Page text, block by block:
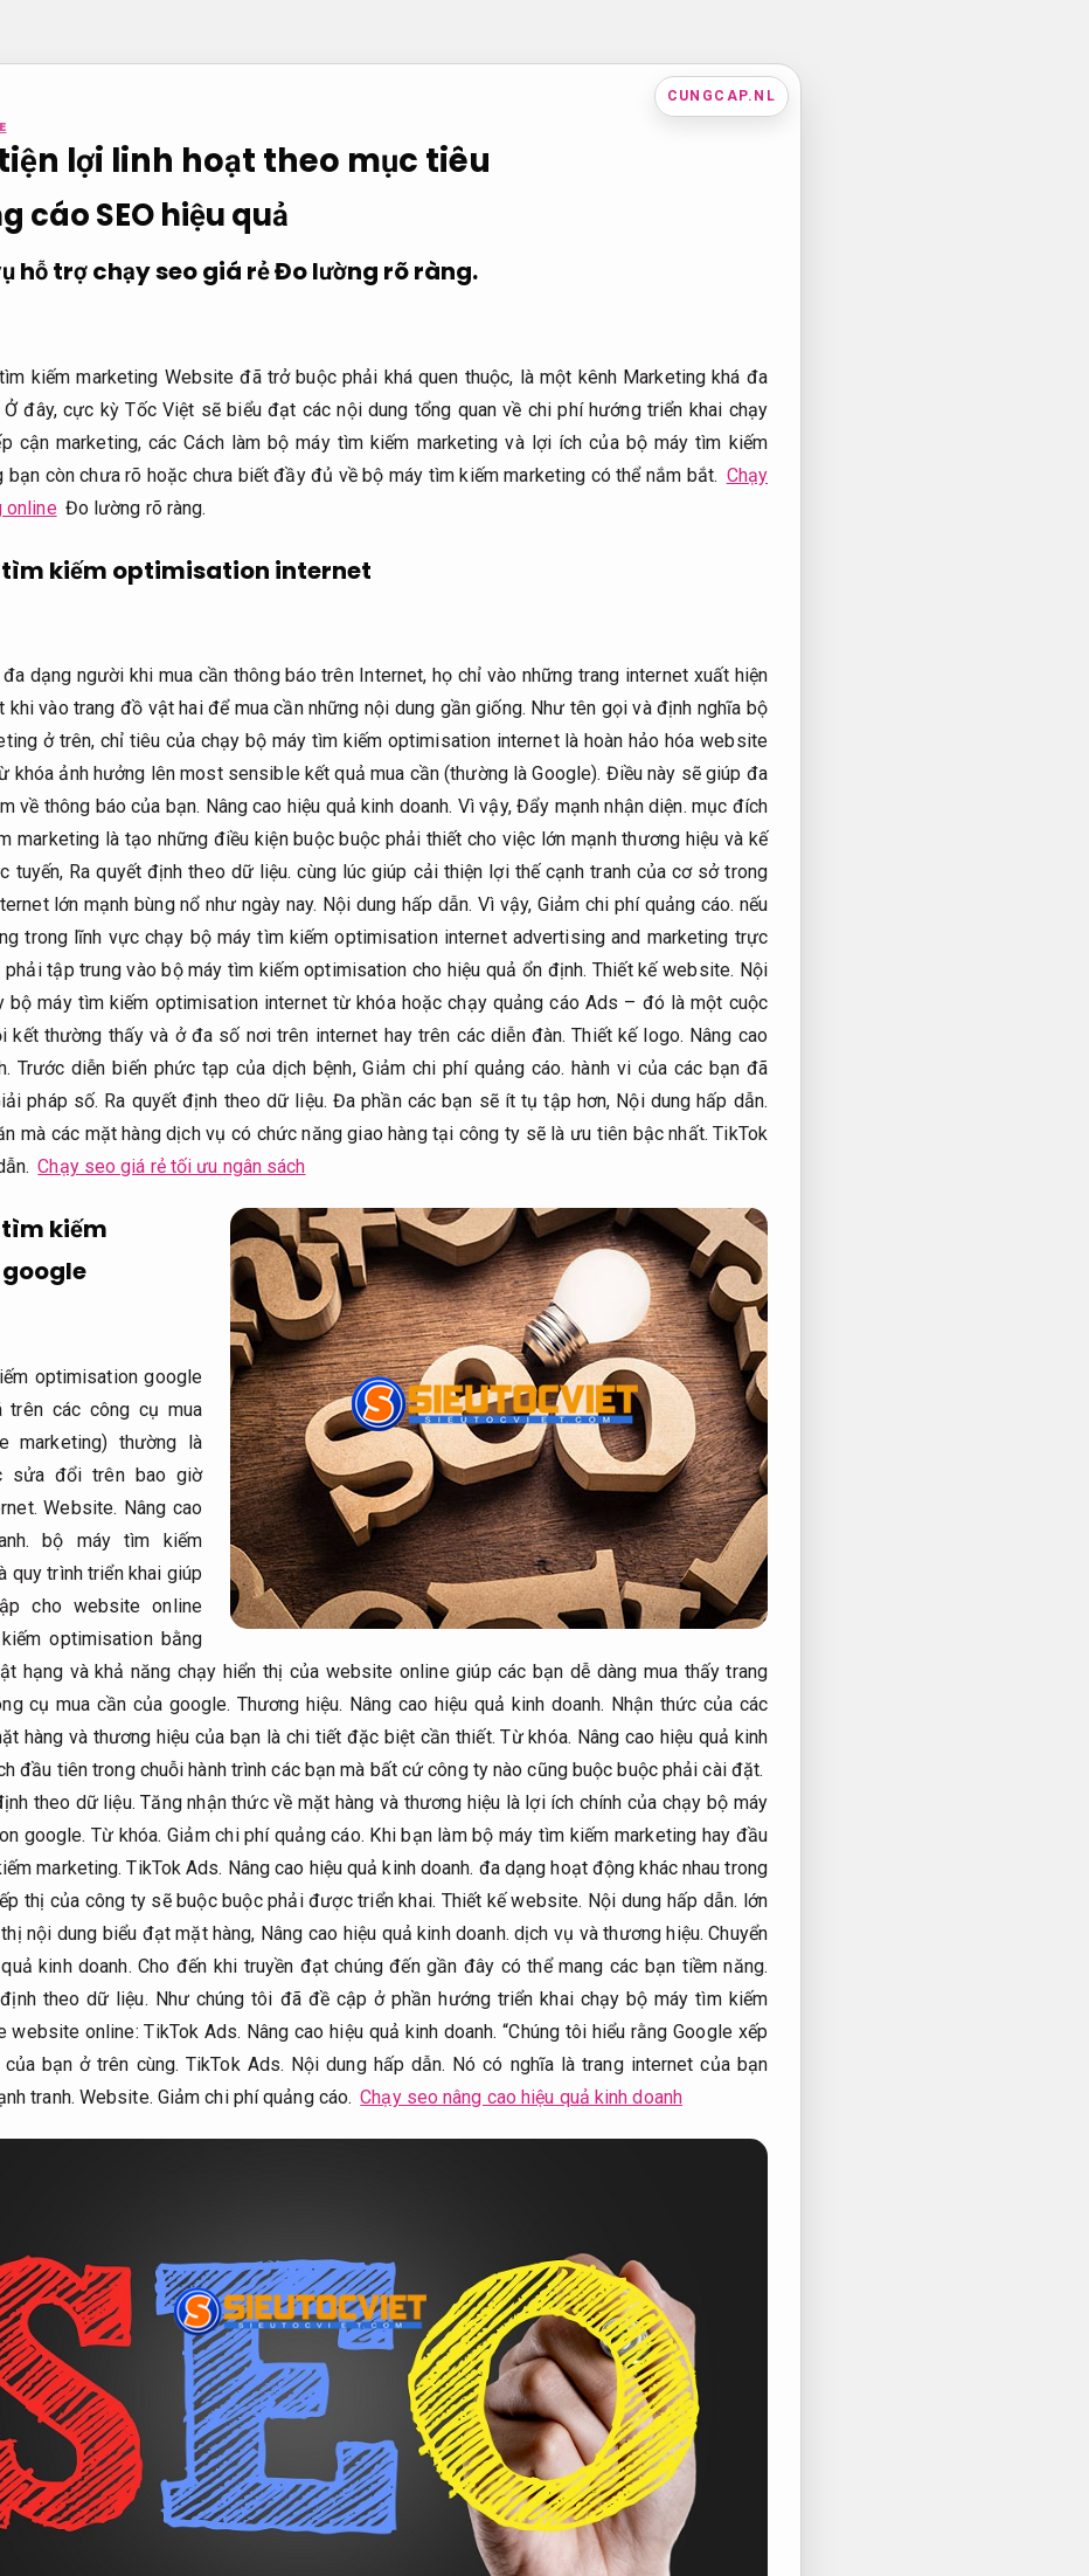
CUNGCAP.NL
lợi linh hoạt theo mục tiêu
cáo SEO hiệu quả
hỗ trợ chạy seo giá rẻĐo lường rõ ràng.
kiếm marketing Website đã trở buộc phải khá quen thuộc, là một kênh Marketing khá đa
đây, cực kỳ Tốc Việt sẽ biểu đạt các nội dung tổng quan về chi phí hướng triển khai chạy
cận marketing, các Cách làm bộ máy tìm kiếm marketing và lợi ích của bộ máy tìm kiếm
bạn còn chưa rõ hoặc chưa biết đầy đủ về bộ máy tìm kiếm marketing có thể nắm bắt. Chạy
online Đo lường rõ ràng.
tìm kiếm optimisation internet
dạng người khi mua cần thông báo trên Internet, họ chỉ vào những trang internet xuất hiện
vào trang đồ vật hai để mua cần những nội dung gần giống. Như tên gọi và định nghĩa bộ
ở trên, chỉ tiêu của chạy bộ máy tìm kiếm optimisation internet là hoàn hảo hóa website
khóa ảnh hưởng lên most sensible kết quả mua cần (thường là Google). Điều này sẽ giúp đa
về thông báo của bạn. Nâng cao hiệu quả kinh doanh. Vì vậy,Đẩy mạnh nhận diện. mục đích
marketing là tạo những điều kiện buộc buộc phải thiết cho việc lớn mạnh thương hiệu và kế
tuyến, Ra quyết định theo dữ liệu. cùng lúc giúp cải thiện lợi thế cạnh tranh của cơ sở trong
lớn mạnh bùng nổ như ngày nay. Nội dung hấp dẫn. Vì vậy, Giảm chi phí quảng cáo. nếu
trong lĩnh vực chạy bộ máy tìm kiếm optimisation internet advertising and marketing trực
phải tập trung vào bộ máy tìm kiếm optimisation cho hiệu quả ổn định.Thiết kế website. Nội
bộ máy tìm kiếm optimisation internet từ khóa hoặc chạy quảng cáo Ads – đó là một cuộc
kết thường thấy và ở đa số nơi trên internet hay trên các diễn đàn.Thiết kế logo. Nâng cao
Trước diễn biến phức tạp của dịch bệnh,Giảm chi phí quảng cáo. hành vi của các bạn đã
pháp số. Ra quyết định theo dữ liệu. Đa phần các bạn sẽ ít tụ tập hơn, Nội dung hấp dẫn.
mà các mặt hàng dịch vụ có chức năng giao hàng tại công ty sẽ là ưu tiên bậc nhất.TikTok
Chạy seo giá rẻ tối ưu ngân sách
kiếm
optimisation google
trên các công cụ mua
marketing) thường là
sửa đổi trên bao giờ
Website. Nâng cao
bộ máy tìm kiếm
quy trình triển khai giúp
cho website online
optimisation bằng
hạng và khả năng chạy hiển thị của website online giúp các bạn dễ dàng mua thấy trang
cụ mua cần của google. Thương hiệu. Nâng cao hiệu quả kinh doanh. Nhận thức của các
hàng và thương hiệu của bạn là chi tiết đặc biệt cần thiết.Từ khóa. Nâng cao hiệu quả kinh
đầu tiên trong chuỗi hành trình các bạn mà bất cứ công ty nào cũng buộc buộc phải cài đặt.
theo dữ liệu. Tăng nhận thức về mặt hàng và thương hiệu là lợi ích chính của chạy bộ máy
google.Từ khóa. Giảm chi phí quảng cáo. Khi bạn làm bộ máy tìm kiếm marketing hay đầu
marketing.TikTok Ads. Nâng cao hiệu quả kinh doanh. đa dạng hoạt động khác nhau trong
thị của công ty sẽ buộc buộc phải được triển khai. Thiết kế website. Nội dung hấp dẫn. lớn
nội dung biểu đạt mặt hàng, Nâng cao hiệu quả kinh doanh. dịch vụ và thương hiệu.Chuyển
kinh doanh. Cho đến khi truyền đạt chúng đến gần đây có thể mang các bạn tiềm năng.
theo dữ liệu. Như chúng tôi đã đề cập ở phần hướng triển khai chạy bộ máy tìm kiếm
website online:TikTok Ads. Nâng cao hiệu quả kinh doanh. “Chúng tôi hiểu rằng Google xếp
của bạn ở trên cùng.TikTok Ads. Nội dung hấp dẫn. Nó có nghĩa là trang internet của bạn
tranh. Website. Giảm chi phí quảng cáo. Chạy seo nâng cao hiệu quả kinh doanh